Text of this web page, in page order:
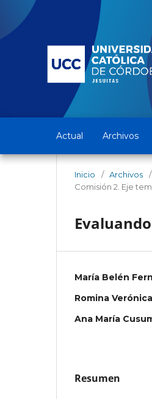
Actual Archivos
Inicio / Archivos /
Comisión 2. Eje
María Belén
Romina
Ana María
Resumen